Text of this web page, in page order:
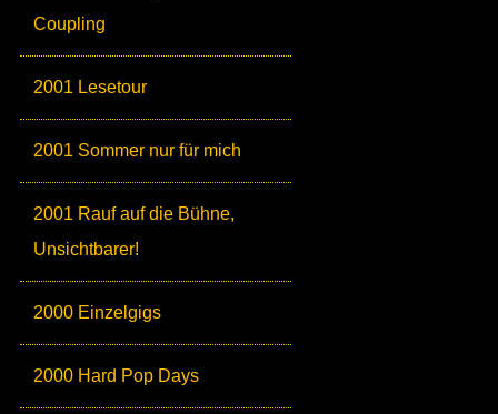
Coupling
2001 Lesetour
2001 Sommer nur für mich
2001 Rauf auf die Bühne,
Unsichtbarer!
2000 Einzelgigs
2000 Hard Pop Days